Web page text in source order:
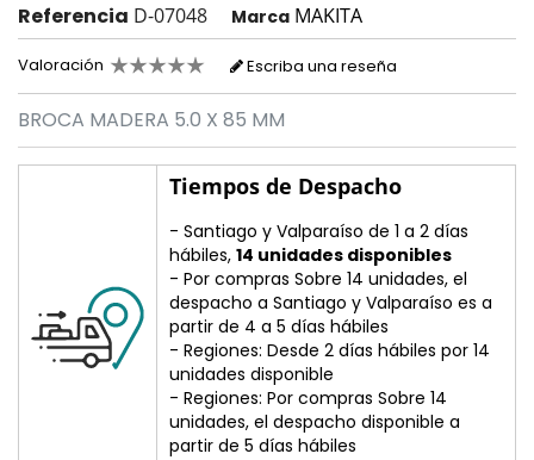
Referencia D-07048 Marca MAKITA
Valoración Escriba una reseña
BROCA MADERA 5.0 X 85 MM
Tiempos de Despacho
- Santiago y Valparaíso de 1 a 2 días
hábiles, 14 unidades disponibles
- Por compras Sobre 14 unidades, el
despacho a Santiago y Valparaíso es a
partir de 4 a 5 días hábiles
- Regiones: Desde 2 días hábiles por 14
unidades disponible
- Regiones: Por compras Sobre 14
unidades, el despacho disponible a
partir de 5 días hábiles